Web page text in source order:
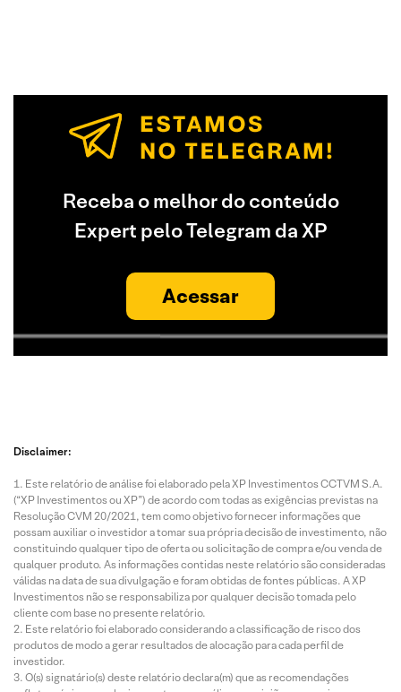
Receba o melhor do conteúdo
Expert pelo Telegram da XP
Acessar
Disclaimer:
Este relatório de análise foi elaborado pela XP Investimentos CCTVM S.A.
(“XP Investimentos ou XP”) de acordo com todas as exigências previstas na
Resolução CVM 20/2021, tem como objetivo fornecer informações que
possam auxiliar o investidor a tomar sua própria decisão de investimento, não
constituindo qualquer tipo de oferta ou solicitação de compra e/ou venda de
qualquer produto. As informações contidas neste relatório são consideradas
válidas na data de sua divulgação e foram obtidas de fontes públicas. A XP
Investimentos não se responsabiliza por qualquer decisão tomada pelo
cliente com base no presente relatório.
Este relatório foi elaborado considerando a classificação de risco dos
produtos de modo a gerar resultados de alocação para cada perfil de
investidor.
O(s) signatário(s) deste relatório declara(m) que as recomendações